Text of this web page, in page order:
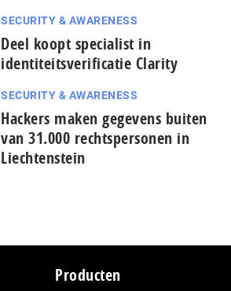
SECURITY & AWARENESS
Deel koopt specialist in
identiteitsverificatie Clarity
SECURITY & AWARENESS
Hackers maken gegevens buiten
van 31.000 rechtspersonen in
Liechtenstein
Producten